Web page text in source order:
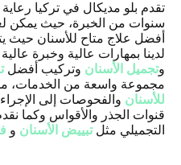
تقدم بلو مديكال في تركيا
سنوات من الخبرة، حيث يمكن
أفضل علاج متاح للأسنان حيث
لدينا بمهارات عالية وخبرة
وتجميل الأسنان وتركيب أفضل
مجموعة واسعة من الخدمات،
للأسنان والفحوصات إلى
قنوات الجذر والأقواس وكما
التجميلي مثل تبييض الأسنان و